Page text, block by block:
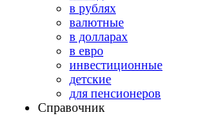
в рублях
валютные
в долларах
в евро
инвестиционные
детские
для пенсионеров
Справочник